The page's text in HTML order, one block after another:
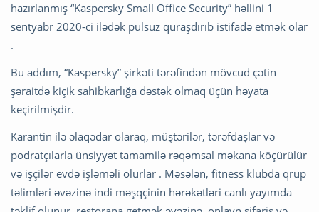
hazırlanmış “Kaspersky Small Office Security” həllini 1
sentyabr 2020-ci ilədək pulsuz quraşdırıb istifadə etmək olar
.
Bu addım, “Kaspersky” şirkəti tərəfindən mövcud çətin
şəraitdə kiçik sahibkarlığa dəstək olmaq üçün həyata
keçirilmişdir.
Karantin ilə əlaqədar olaraq, müştərilər, tərəfdaşlar və
podratçılarla ünsiyyət tamamilə rəqəmsal məkana köçürülür
və işçilər evdə işləməli olurlar . Məsələn, fitness klubda qrup
təlimləri əvəzinə indi məşqçinin hərəkətləri canlı yayımda